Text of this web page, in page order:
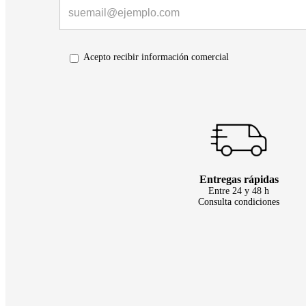
Acepto recibir información comercial
Entregas rápidas
Entre 24 y 48 h
Consulta condiciones